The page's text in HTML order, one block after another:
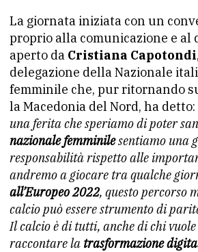
La giornata iniziata con un
proprio alla comunicazione e al
aperto da Cristiana Capotondi
delegazione della Nazionale
femminile che, pur ritornando
la Macedonia del Nord, ha detto:
una ferita che speriamo di poter
nazionale femminilesentiamo una
responsabilità rispetto alle
andremo a giocare tra qualche
all’Europeo 2022, questo percorso
calcio può essere strumento di
Il calcio è di tutti, anche di chi
raccontare la trasformazione